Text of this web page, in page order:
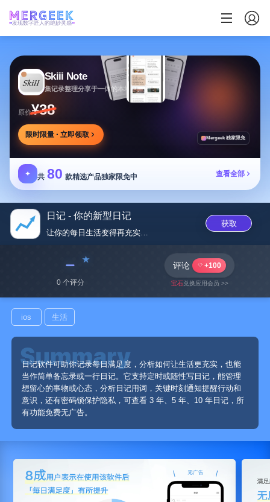
发现数字匠人的绝妙灵感
Skiii Note
集记录整理分享于一体的本地写作工作台
原价¥38
限时限量 · 立即领取 Mergeek 独家限免
✦ 共 80 款精选产品独家限免中 查看全部
日记 - 你的新型日记
让你的每日生活变得再充实一点‪...
获取
﹣
0 个评分
评论 +100
宝石兑换应用会员 >>
ios 生活
日记软件可助你记录每日满足度，分析如何让生活更充实，也能
当作简单备忘录或一行日记。它支持定时或随性写日记，能管理
想留心的事物或心态，分析日记用词，关键时刻通知提醒行动和
意识，还有密码锁保护隐私，可查看 3 年、5 年、10 年日记，所
有功能免费无广告。